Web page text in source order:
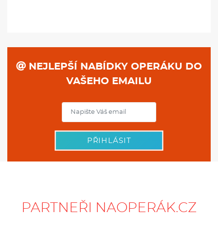
NEJLEPŠÍ NABÍDKY OPERÁKU DO
VAŠEHO EMAILU
PŘIHLÁSIT
PARTNEŘI NAOPERÁK.CZ